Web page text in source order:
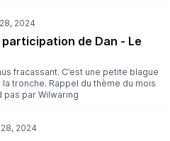
participation de Dan - Le
fracassant. C’est une petite blague
tronche. Rappel du thème du mois
pas par Wilwaring